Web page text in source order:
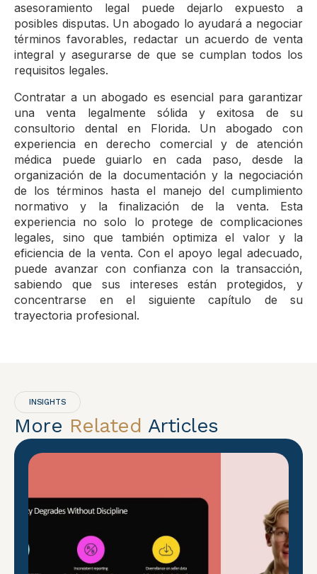
asesoramiento legal puede dejarlo expuesto a
posibles disputas. Un abogado lo ayudará a negociar
términos favorables, redactar un acuerdo de venta
integral y asegurarse de que se cumplan todos los
requisitos legales.
Contratar a un abogado es esencial para garantizar
una venta legalmente sólida y exitosa de su
consultorio dental en Florida. Un abogado con
experiencia en derecho comercial y de atención
médica puede guiarlo en cada paso, desde la
organización de la documentación y la negociación
de los términos hasta el manejo del cumplimiento
normativo y la finalización de la venta. Esta
experiencia no solo lo protege de complicaciones
legales, sino que también optimiza el valor y la
eficiencia de la venta. Con el apoyo legal adecuado,
puede avanzar con confianza con la transacción,
sabiendo que sus intereses están protegidos, y
concentrarse en el siguiente capítulo de su
trayectoria profesional.
INSIGHTS
More Related Articles